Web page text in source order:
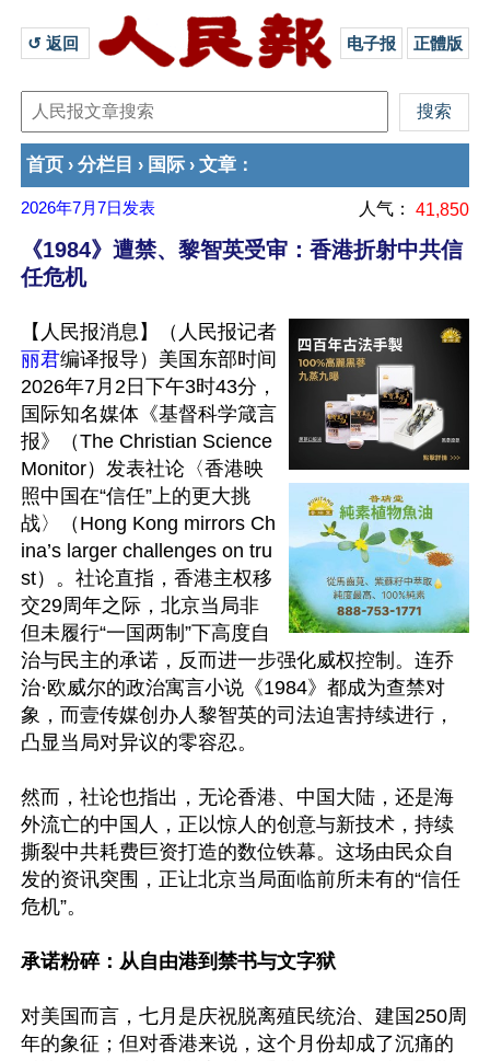
↺ 返回 电子报 正體版
首页 › 分栏目 › 国际 › 文章 ：
2026年7月7日 发表 人气： 41,850
《1984》遭禁、黎智英受审：香港折射中共信
任危机
【人民报消息】（人民报记者
丽君编译报导）美国东部时间
2026年7月2日下午3时43分，
国际知名媒体《基督科学箴言
报》（The Christian Science
Monitor）发表社论〈香港映
照中国在“信任”上的更大挑
战〉（Hong Kong mirrors Ch
ina’s larger challenges on tru
st）。社论直指，香港主权移
交29周年之际，北京当局非
但未履行“一国两制”下高度自
治与民主的承诺，反而进一步强化威权控制。连乔
治·欧威尔的政治寓言小说《1984》都成为查禁对
象，而壹传媒创办人黎智英的司法迫害持续进行，
凸显当局对异议的零容忍。
然而，社论也指出，无论香港、中国大陆，还是海
外流亡的中国人，正以惊人的创意与新技术，持续
撕裂中共耗费巨资打造的数位铁幕。这场由民众自
发的资讯突围，正让北京当局面临前所未有的“信任
危机”。
承诺粉碎：从自由港到禁书与文字狱
对美国而言，七月是庆祝脱离殖民统治、建国250周
年的象征；但对香港来说，这个月份却成了沉痛的